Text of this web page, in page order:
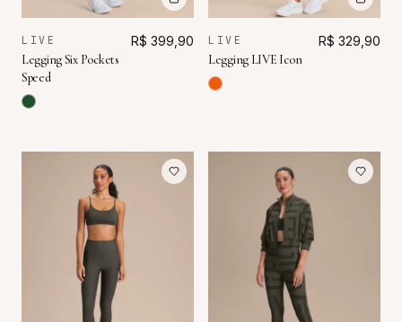
LIVE
Legging Six Pockets
Speed
R$ 399,90 LIVE
Legging LIVE Icon
R$ 329,90